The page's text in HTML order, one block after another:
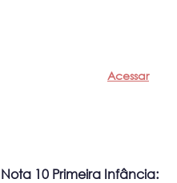
Acessar
Nota 10 Primeira Infância: